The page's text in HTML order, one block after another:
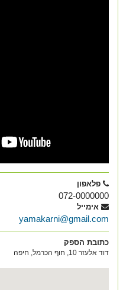
פלאפון
072-0000000
אימייל
yamakarni@gmail.com
כתובת הספק
דוד אלעזר 10, חוף הכרמל, חיפה